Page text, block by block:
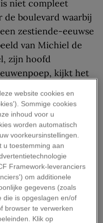
is niet compleet
de boulevard waarbij
zestiende-eeuwse
van Michiel de
zijn hoofd
kijkt het
kritiek op zijn status
de Ruyter?
werd op 24
Zijn vader was
koos ook Michiel
elfde ging hij voor
website cookies en
Sommige cookies
inhoud voor u
worden automatisch
voorkeursinstellingen.
u toestemming aan
Framework-leveranciers
om additionele
gegevens (zoals
die is opgeslagen en/of
browser te verwerken
Klik op